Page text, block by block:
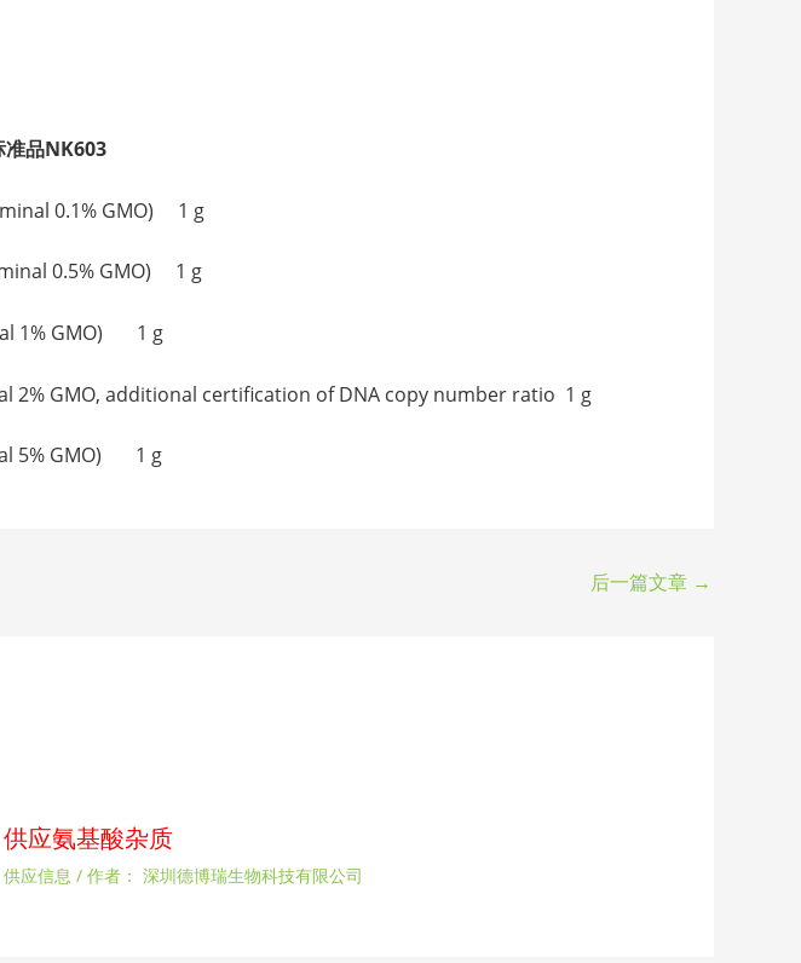
准品NK603
0.1% GMO) 1 g
0.5% GMO) 1 g
1% GMO) 1 g
2% GMO, additional certification of DNA copy number ratio 1 g
5% GMO) 1 g
后一篇文章 →
供应氨基酸杂质
供应信息 / 作者： 深圳德博瑞生物科技有限公司